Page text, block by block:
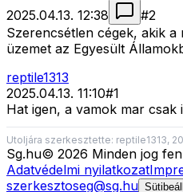
2025.04.13. 12:38
#2
Szerencsétlen cégek, akik
üzemet az Egyesült
reptile1313
2025.04.13. 11:10#1
Hat igen, a vamok mar
Utoljára szerkesztette: reptile1313,
Sg.hu© 2026 Minden jog
Adatvédelmi nyilatkozat
szerkesztoseg@sg.hu